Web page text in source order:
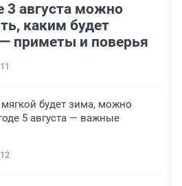
3 августа можно
каким будет
приметы и поверья
11
будет зима, можно
5 августа — важные
12